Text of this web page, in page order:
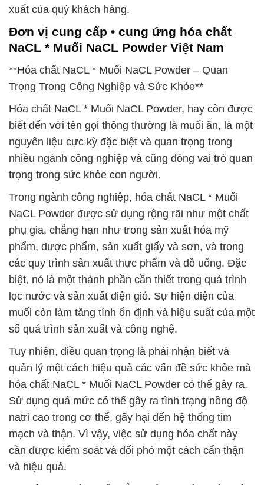
xuất của quý khách hàng.
Đơn vị cung cấp • cung ứng hóa chất
NaCL * Muối NaCL Powder Việt Nam
**Hóa chất NaCL * Muối NaCL Powder – Quan
Trọng Trong Công Nghiệp và Sức Khỏe**
Hóa chất NaCL * Muối NaCL Powder, hay còn được
biết đến với tên gọi thông thường là muối ăn, là một
nguyên liệu cực kỳ đặc biệt và quan trọng trong
nhiều ngành công nghiệp và cũng đóng vai trò quan
trọng trong sức khỏe con người.
Trong ngành công nghiệp, hóa chất NaCL * Muối
NaCL Powder được sử dụng rộng rãi như một chất
phụ gia, chẳng hạn như trong sản xuất hóa mỹ
phẩm, dược phẩm, sản xuất giấy và sơn, và trong
các quy trình sản xuất thực phẩm và đồ uống. Đặc
biệt, nó là một thành phần cần thiết trong quá trình
lọc nước và sản xuất điện gió. Sự hiện diện của
muối còn làm tăng tính ổn định và hiệu suất của một
số quá trình sản xuất và công nghệ.
Tuy nhiên, điều quan trọng là phải nhận biết và
quản lý một cách hiệu quả các vấn đề sức khỏe mà
hóa chất NaCL * Muối NaCL Powder có thể gây ra.
Sử dụng quá mức có thể gây ra tình trạng nồng độ
natri cao trong cơ thể, gây hại đến hệ thống tim
mạch và thận. Vì vậy, việc sử dụng hóa chất này
cần được kiểm soát và đối phó một cách cẩn thận
và hiệu quả.